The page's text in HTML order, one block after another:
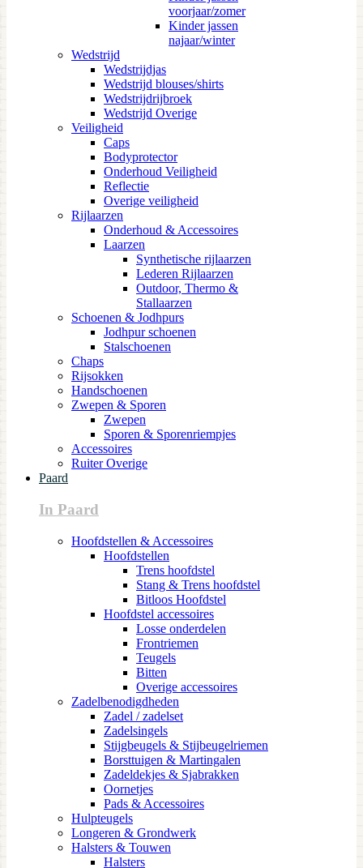
voorjaar/zomer
Kinder jassen
najaar/winter
Wedstrijd
Wedstrijdjas
Wedstrijd blouses/shirts
Wedstrijdrijbroek
Wedstrijd Overige
Veiligheid
Caps
Bodyprotector
Onderhoud Veiligheid
Reflectie
Overige veiligheid
Rijlaarzen
Onderhoud & Accessoires
Laarzen
Synthetische rijlaarzen
Lederen Rijlaarzen
Outdoor, Thermo &
Stallaarzen
Schoenen & Jodhpurs
Jodhpur schoenen
Stalschoenen
Chaps
Rijsokken
Handschoenen
Zwepen & Sporen
Zwepen
Sporen & Sporenriempjes
Accessoires
Ruiter Overige
Paard
In Paard
Hoofdstellen & Accessoires
Hoofdstellen
Trens hoofdstel
Stang & Trens hoofdstel
Bitloos Hoofdstel
Hoofdstel accessoires
Losse onderdelen
Frontriemen
Teugels
Bitten
Overige accessoires
Zadelbenodigdheden
Zadel / zadelset
Zadelsingels
Stijgbeugels & Stijbeugelriemen
Borsttuigen & Martingalen
Zadeldekjes & Sjabrakken
Oornetjes
Pads & Accessoires
Hulpteugels
Longeren & Grondwerk
Halsters & Touwen
Halsters